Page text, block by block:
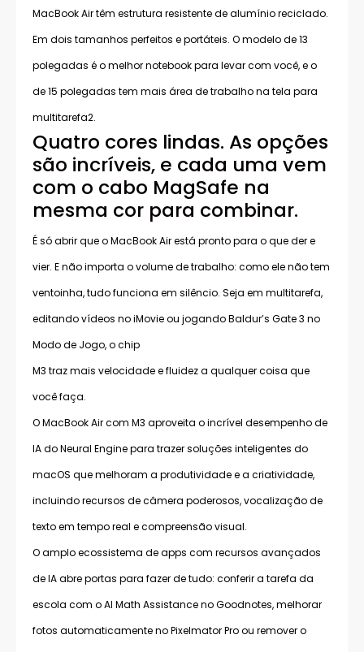
MacBook Air têm estrutura resistente de alumínio reciclado.
Em dois tamanhos perfeitos e portáteis. O modelo de 13
polegadas é o melhor notebook para levar com você, e o
de 15 polegadas tem mais área de trabalho na tela para
multitarefa2.
Quatro cores lindas. As opções
são incríveis, e cada uma vem
com o cabo MagSafe na
mesma cor para combinar.
É só abrir que o MacBook Air está pronto para o que der e
vier. E não importa o volume de trabalho: como ele não tem
ventoinha, tudo funciona em silêncio. Seja em multitarefa,
editando vídeos no iMovie ou jogando Baldur’s Gate 3 no
Modo de Jogo, o chip
M3 traz mais velocidade e fluidez a qualquer coisa que
você faça.
O MacBook Air com M3 aproveita o incrível desempenho de
IA do Neural Engine para trazer soluções inteligentes do
macOS que melhoram a produtividade e a criatividade,
incluindo recursos de câmera poderosos, vocalização de
texto em tempo real e compreensão visual.
O amplo ecossistema de apps com recursos avançados
de IA abre portas para fazer de tudo: conferir a tarefa da
escola com o AI Math Assistance no Goodnotes, melhorar
fotos automaticamente no Pixelmator Pro ou remover o